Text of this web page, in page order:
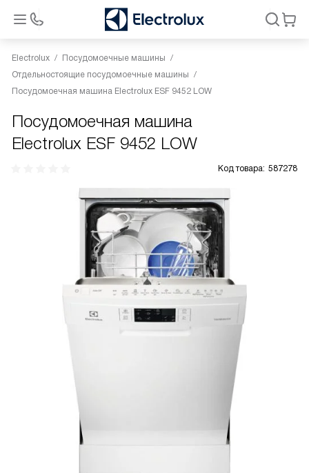
Electrolux
Посудомоечные машины
Отдельностоящие посудомоечные машины
Посудомоечная машина Electrolux ESF 9452 LOW
Посудомоечная машина
Electrolux ESF 9452 LOW
Код товара: 587278